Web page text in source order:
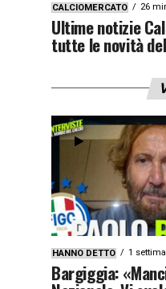
CALCIOMERCATO 26
Ultime notizie
tutte le novità
HANNO DETTO 1
Bargiggia: